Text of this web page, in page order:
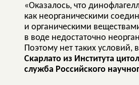
«Оказалось, что
как неорганическими
и органическими
в воде недостаточно
Поэтому нет таких
Скарлато из Института
служба Российского